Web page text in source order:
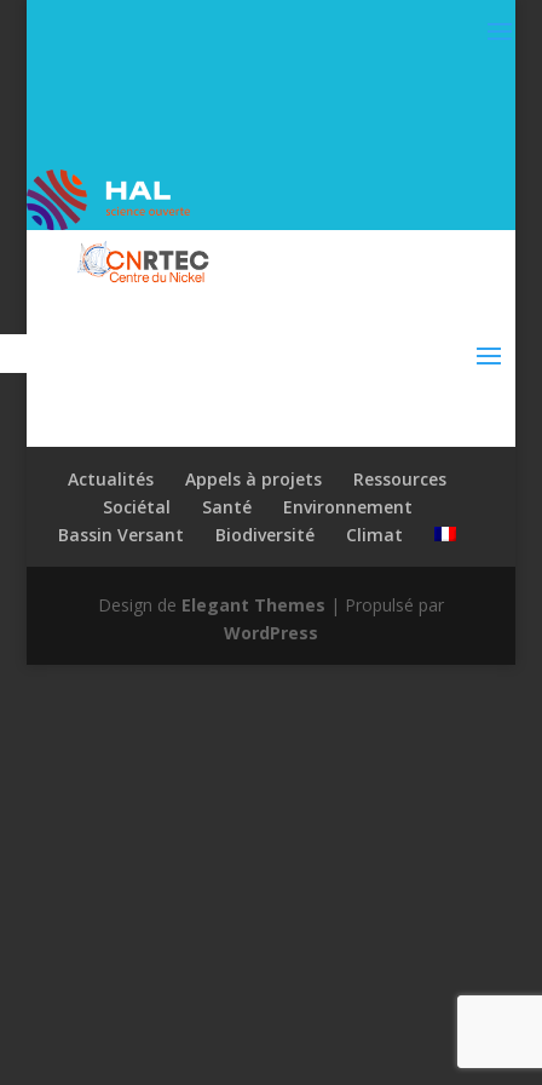
Actualités Appels à projets
Ressources
Sociétal
Santé
Environnement
Bassin Versant
Biodiversité Climat
Design de Elegant Themes | Propulsé par
WordPress